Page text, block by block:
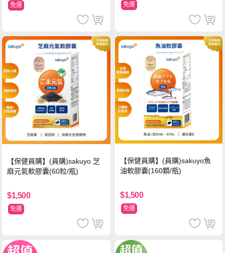
免運 免運
【保健員購】(員購)sakuyo 芝
麻元氣軟膠囊(60粒/瓶)
$1,500
免運
【保健員購】(員購)sakuyo魚
油軟膠囊(160顆/瓶)
$1,500
免運